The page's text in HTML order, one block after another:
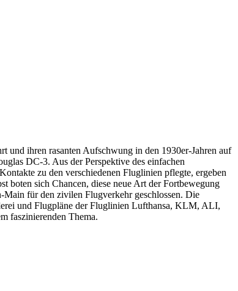
ihren rasanten Aufschwung in den 1930er-Jahren auf
DC-3. Aus der Perspektive des einfachen
zu den verschiedenen Fluglinien pflegte, ergeben
boten sich Chancen, diese neue Art der Fortbewegung
für den zivilen Flugverkehr geschlossen. Die
und Flugpläne der Fluglinien Lufthansa, KLM, ALI,
faszinierenden Thema.